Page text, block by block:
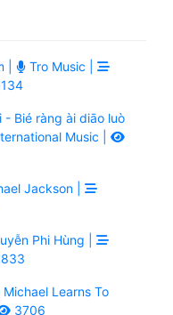
|
Tro Music |
Bié ràng ài diāo luò
Music |
Jackson |
Phi Hùng |
Michael Learns To
3706